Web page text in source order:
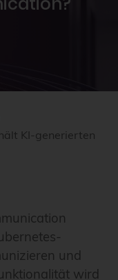
KI-generierten
und
wird